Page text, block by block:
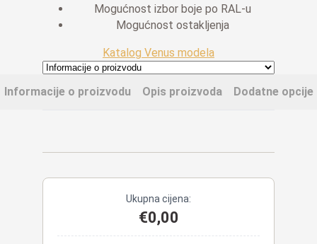
Mogućnost izbor boje po RAL-u
Mogućnost ostakljenja
Katalog Venus modela
Informacije o proizvodu Opis proizvoda Dodatne opcije
Ukupna cijena:
€0,00